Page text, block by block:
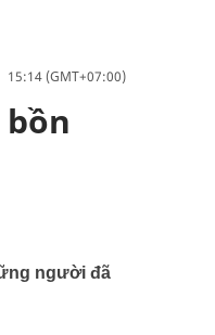
(GMT+07:00)
người đã